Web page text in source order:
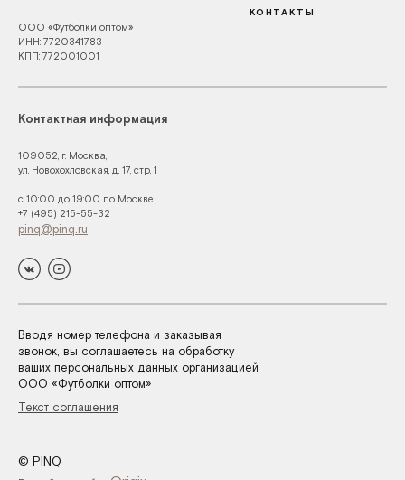
ООО «Футболки оптом»
ИНН: 7720341783
КПП: 772001001
КОНТАКТЫ
Контактная информация
109052, г. Москва,
ул. Новохохловская, д. 17, стр. 1
с 10:00 до 19:00 по Москве
+7 (495) 215-55-32
pinq@pinq.ru
Вводя номер телефона и заказывая
звонок, вы соглашаетесь на обработку
ваших персональных данных организацией
ООО «Футболки оптом»
Текст соглашения
© PINQ